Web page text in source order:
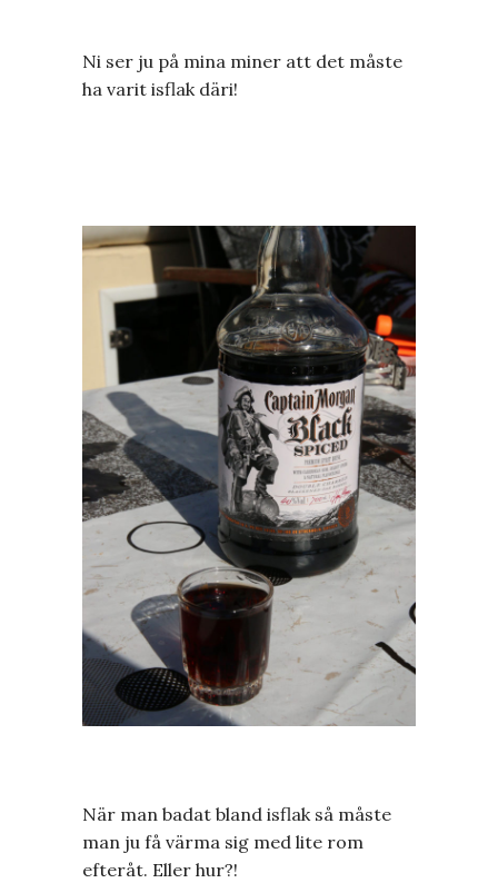
Ni ser ju på mina miner att det måste
ha varit isflak däri!
När man badat bland isflak så måste
man ju få värma sig med lite rom
efteråt. Eller hur?!